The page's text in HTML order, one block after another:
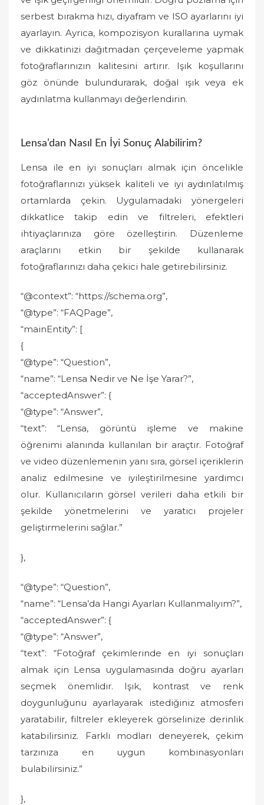
serbest bırakma hızı, diyafram ve ISO ayarlarını iyi
ayarlayın. Ayrıca, kompozisyon kurallarına uymak
ve dikkatinizi dağıtmadan çerçeveleme yapmak
fotoğraflarınızın kalitesini artırır. Işık koşullarını
göz önünde bulundurarak, doğal ışık veya ek
aydınlatma kullanmayı değerlendirin.
Lensa’dan Nasıl En İyi Sonuç Alabilirim?
Lensa ile en iyi sonuçları almak için öncelikle
fotoğraflarınızı yüksek kaliteli ve iyi aydınlatılmış
ortamlarda çekin. Uygulamadaki yönergeleri
dikkatlice takip edin ve filtreleri, efektleri
ihtiyaçlarınıza göre özelleştirin. Düzenleme
araçlarını etkin bir şekilde kullanarak
fotoğraflarınızı daha çekici hale getirebilirsiniz.
“@context”: “https://schema.org”,
“@type”: “FAQPage”,
“mainEntity”: [
{
“@type”: “Question”,
“name”: “Lensa Nedir ve Ne İşe Yarar?”,
“acceptedAnswer”: {
“@type”: “Answer”,
“text”: “Lensa, görüntü işleme ve makine
öğrenimi alanında kullanılan bir araçtır. Fotoğraf
ve video düzenlemenin yanı sıra, görsel içeriklerin
analiz edilmesine ve iyileştirilmesine yardımcı
olur. Kullanıcıların görsel verileri daha etkili bir
şekilde yönetmelerini ve yaratıcı projeler
geliştirmelerini sağlar.”
},
“@type”: “Question”,
“name”: “Lensa’da Hangi Ayarları Kullanmalıyım?”,
“acceptedAnswer”: {
“@type”: “Answer”,
“text”: “Fotoğraf çekimlerinde en iyi sonuçları
almak için Lensa uygulamasında doğru ayarları
seçmek önemlidir. Işık, kontrast ve renk
doygunluğunu ayarlayarak istediğiniz atmosferi
yaratabilir, filtreler ekleyerek görselinize derinlik
katabilirsiniz. Farklı modları deneyerek, çekim
tarzınıza en uygun kombinasyonları
bulabilirsiniz.”
},